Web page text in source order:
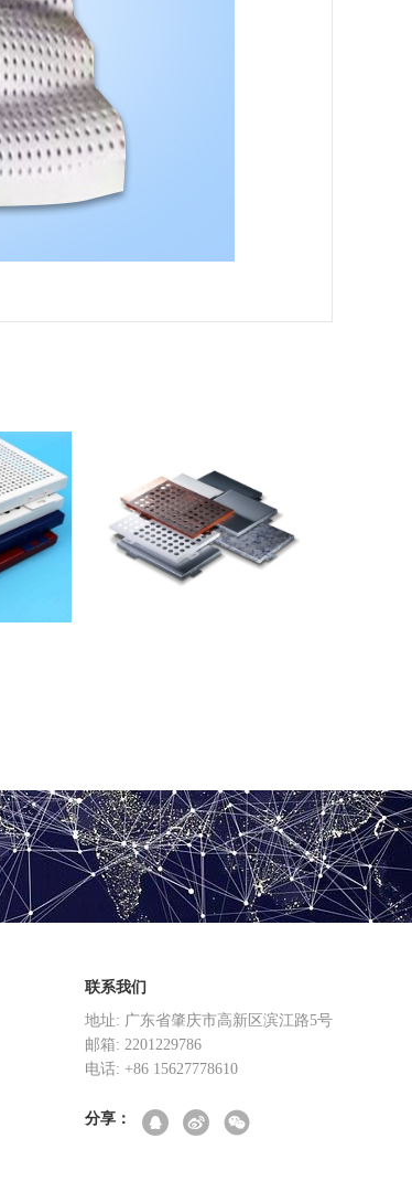
装饰烤漆铝单板
联系我们
地址: 广东省肇庆市高新区滨江路5号
邮箱: 2201229786
电话: +86 15627778610
分享：